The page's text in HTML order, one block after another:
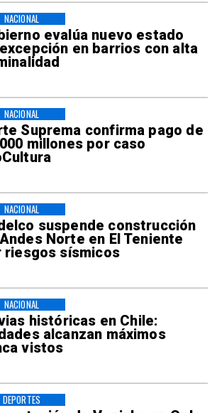
evalúa nuevo estado
en barrios con alta
NACIONAL
Suprema confirma pago de
millones por caso
NACIONAL
suspende construcción
Norte en El Teniente
riesgos sísmicos
NACIONAL
históricas en Chile:
alcanzan máximos
vistos
NACIONAL
DEPORTES